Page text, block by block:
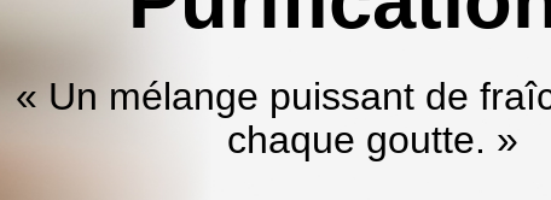
« Un mélange puissant de
chaque goutte. »